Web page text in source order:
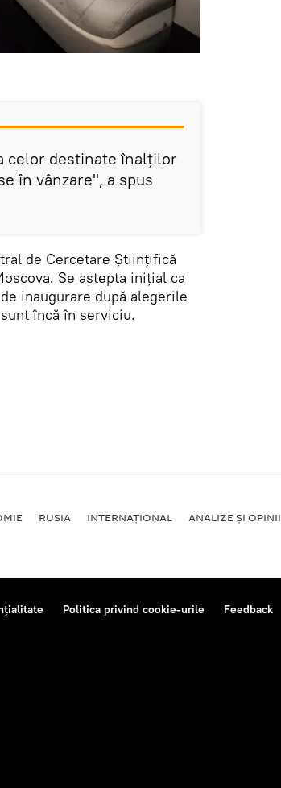
celor destinate înalților
în vânzare", a spus
de Cercetare Științifică
Se aștepta inițial ca
inaugurare după alegerile
încă în serviciu.
RUSIA INTERNAŢIONAL ANALIZE ȘI OPINII
Politica privind cookie-urile Feedback